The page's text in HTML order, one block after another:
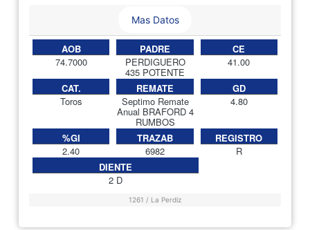
Mas Datos
AOB
74.7000
PADRE
PERDIGUERO
435 POTENTE
CE
41.00
CAT.
Toros
REMATE
Septimo Remate
Anual BRAFORD 4
RUMBOS
GD
4.80
%GI
2.40
TRAZAB
6982
REGISTRO
R
DIENTE
2 D
1261 / La Perdiz